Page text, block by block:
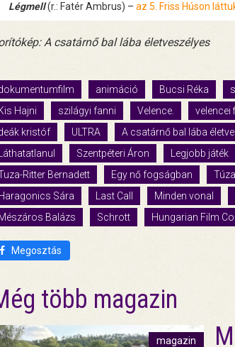
Légmell(r.: Fatér Ambrus) – az 5. Friss Húson
A csatárnő bal lába életveszélyes
animáció Bucsi Réka
Hajni
szilágyi fanni Velence. velencei
kristóf
ULTRA A csatárnő bal lába
Szentpéteri Áron Legjobb játék
Ritter Bernadett
Egy nő fogságban
Sára
Last Call Minden vonal
Balázs
Schrott Hungarian Film
Megosztás
több magazin
magazin